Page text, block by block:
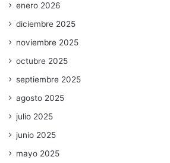
enero 2026
diciembre 2025
noviembre 2025
octubre 2025
septiembre 2025
agosto 2025
julio 2025
junio 2025
mayo 2025